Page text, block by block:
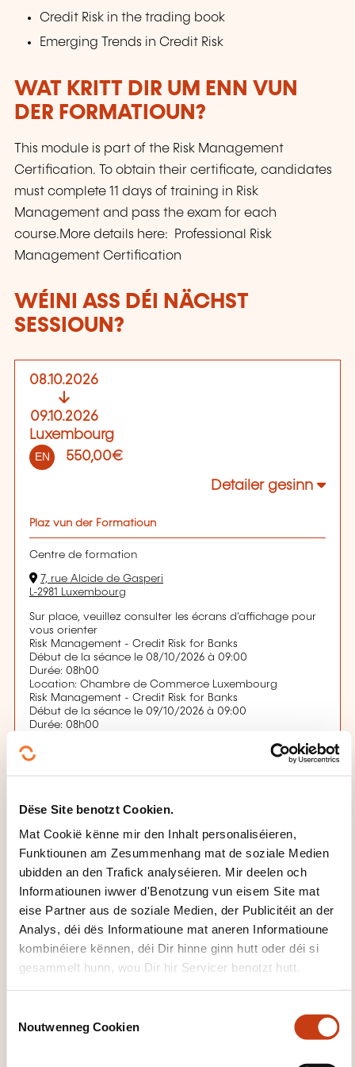
Dëse Site benotzt Cookien.
Mat Cookië kënne mir den Inhalt personaliséieren,
Funktiounen am Zesummenhang mat de soziale Medien
ubidden an den Trafick analyséieren. Mir deelen och
Informatiounen iwwer d'Benotzung vun eisem Site mat
eise Partner aus de soziale Medien, der Publicitéit an der
Analys, déi dës Informatioune mat aneren Informatioune
kombinéiere kënnen, déi Dir hinne ginn hutt oder déi si
gesammelt hunn, wou Dir hir Servicer benotzt hutt.
Noutwenneg Cookien
Credit Risk in the trading book
Emerging Trends in Credit Risk
WAT KRITT DIR UM ENN VUN
DER FORMATIOUN?
This module is part of the Risk Management
Certification. To obtain their certificate, candidates
must complete 11 days of training in Risk
Management and pass the exam for each
course.More details here: Professional Risk
Management Certification
WÉINI ASS DÉI NÄCHST
SESSIOUN?
08.10.2026
09.10.2026
Luxembourg
EN 550,00€
Detailer gesinn
Plaz vun der Formatioun
Centre de formation
7, rue Alcide de Gasperi
L-2981 Luxembourg
Sur place, veuillez consulter les écrans d'affichage pour
vous orienter
Risk Management - Credit Risk for Banks
Début de la séance le 08/10/2026 à 09:00
Durée: 08h00
Location: Chambre de Commerce Luxembourg
Risk Management - Credit Risk for Banks
Début de la séance le 09/10/2026 à 09:00
Durée: 08h00
Leschten Delai fir d'Umeldung
03.10.2026
d'Formatiounsinstitut